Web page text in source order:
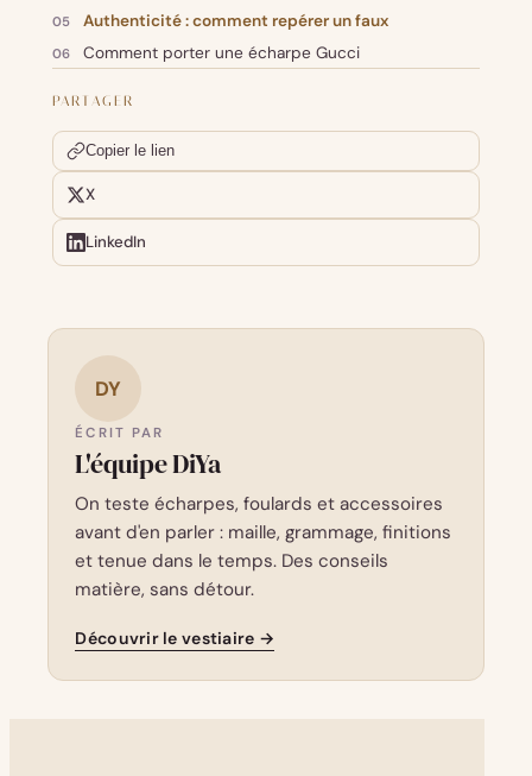
Authenticité : comment repérer un faux
Comment porter une écharpe Gucci
PARTAGER
Copier le lien
X
LinkedIn
DY
ÉCRIT PAR
L'équipe DiYa
On teste écharpes, foulards et accessoires
avant d'en parler : maille, grammage, finitions
et tenue dans le temps. Des conseils
matière, sans détour.
Découvrir le vestiaire →